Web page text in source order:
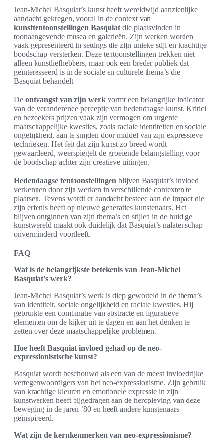
Jean-Michel Basquiat’s kunst heeft wereldwijd aanzienlijke
aandacht gekregen, vooral in de context van
kunsttentoonstellingen Basquiat die plaatsvinden in
toonaangevende musea en galerieën. Zijn werken worden
vaak gepresenteerd in settings die zijn unieke stijl en krachtige
boodschap versterken. Deze tentoonstellingen trekken niet
alleen kunstliefhebbers, maar ook een breder publiek dat
geïnteresseerd is in de sociale en culturele thema’s die
Basquiat behandelt.
De ontvangst van zijn werk vormt een belangrijke indicator
van de veranderende perceptie van hedendaagse kunst. Kritici
en bezoekers prijzen vaak zijn vermogen om urgente
maatschappelijke kwesties, zoals raciale identiteiten en sociale
ongelijkheid, aan te snijden door middel van zijn expressieve
technieken. Het feit dat zijn kunst zo breed wordt
gewaardeerd, weerspiegelt de groeiende belangstelling voor
de boodschap achter zijn creatieve uitingen.
Hedendaagse tentoonstellingen blijven Basquiat’s invloed
verkennen door zijn werken in verschillende contexten te
plaatsen. Tevens wordt er aandacht besteed aan de impact die
zijn erfenis heeft op nieuwe generaties kunstenaars. Het
blijven ontginnen van zijn thema’s en stijlen in de huidige
kunstwereld maakt ook duidelijk dat Basquiat’s nalatenschap
onverminderd voortleeft.
FAQ
Wat is de belangrijkste betekenis van Jean-Michel
Basquiat’s werk?
Jean-Michel Basquiat’s werk is diep geworteld in de thema’s
van identiteit, sociale ongelijkheid en raciale kwesties. Hij
gebruikte een combinatie van abstracte en figuratieve
elementen om de kijker uit te dagen en aan het denken te
zetten over deze maatschappelijke problemen.
Hoe heeft Basquiat invloed gehad op de neo-
expressionistische kunst?
Basquiat wordt beschouwd als een van de meest invloedrijke
vertegenwoordigers van het neo-expressionisme. Zijn gebruik
van krachtige kleuren en emotionele expressie in zijn
kunstwerken heeft bijgedragen aan de heropleving van deze
beweging in de jaren ’80 en heeft andere kunstenaars
geïnspireerd.
Wat zijn de kernkenmerken van neo-expressionisme?